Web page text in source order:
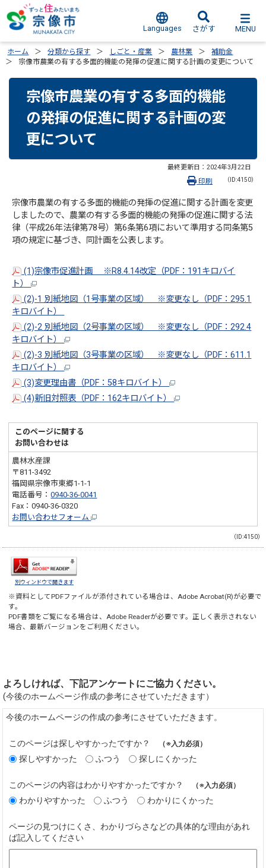
Languages さがす MENU
ホーム 分類から探す しごと・産業 農林業
補助金
宗像市農業の有する多面的機能の発揮の促進に関する計画の変更について
宗像市農業の有する多面的機能
の発揮の促進に関する計画の変
更について
最終更新日： 2024年3月22日
（ID:4150）
印刷
宗像市農業の有する多面的機能の発揮の促進に関する計画を変更
しましたので、農業の有する多面的機能の発揮の促進に関する法
律（平成26年法律第78号）第6条第6項において準用する同条第5
項の規定に基づき、同計画を公表します。
(1)宗像市促進計画 ※R8.4.14改定（PDF：191キロバイ
ト）
(2)-1 別紙地図（1号事業の区域） ※変更なし（PDF：295.1
キロバイト）
(2)-2 別紙地図（2号事業の区域） ※変更なし（PDF：292.4
キロバイト）
(2)-3 別紙地図（3号事業の区域） ※変更なし（PDF：611.1
キロバイト）
(3)変更理由書（PDF：58キロバイト）
(4)新旧対照表（PDF：162キロバイト）
このページに関する
お問い合わせは
農林水産課
〒811-3492
福岡県宗像市東郷1-1-1
電話番号：0940-36-0041
Fax：0940-36-0320
お問い合わせフォーム
（ID:4150）
別ウィンドウで開きます
※資料としてPDFファイルが添付されている場合は、 Adobe Acrobat(R)が必要で
す。
PDF書類をご覧になる場合は、 Adobe Readerが必要です。正しく表示されない
場合、最新バージョンをご利用ください。